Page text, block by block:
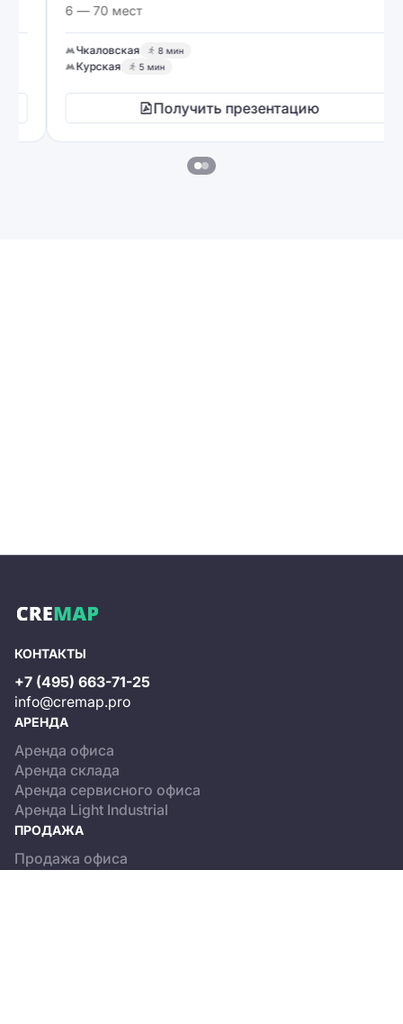
6 — 70 мест
Чкаловская 8 мин
Курская 5 мин
Получить презентацию
КОНТАКТЫ
+7 (495) 663-71-25
info@cremap.pro
АРЕНДА
Аренда офиса
Аренда склада
Аренда сервисного офиса
Аренда Light Industrial
ПРОДАЖА
Продажа офиса